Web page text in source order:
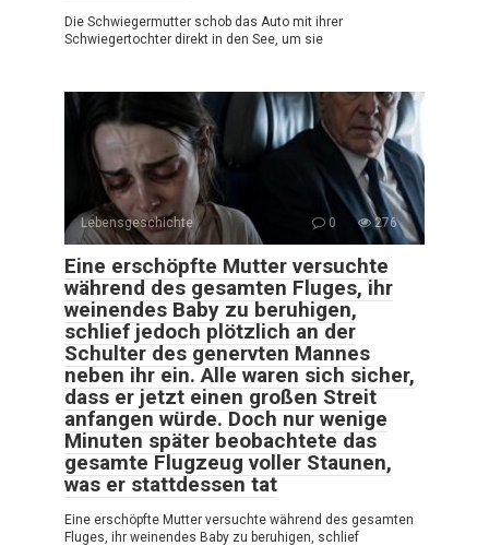
Die Schwiegermutter schob das Auto mit ihrer
Schwiegertochter direkt in den See, um sie
Lebensgeschichte 0 276
Eine erschöpfte Mutter versuchte
während des gesamten Fluges, ihr
weinendes Baby zu beruhigen,
schlief jedoch plötzlich an der
Schulter des genervten Mannes
neben ihr ein. Alle waren sich sicher,
dass er jetzt einen großen Streit
anfangen würde. Doch nur wenige
Minuten später beobachtete das
gesamte Flugzeug voller Staunen,
was er stattdessen tat
Eine erschöpfte Mutter versuchte während des gesamten
Fluges, ihr weinendes Baby zu beruhigen, schlief